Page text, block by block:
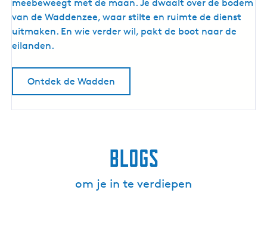
d
d
e
meebeweegt met de maan. Je dwaalt over de bodem
van de Waddenzee, waar stilte en ruimte de dienst
uitmaken. En wie verder wil, pakt de boot naar de
eilanden.
Ontdek de Wadden
Blogs
om je in te verdiepen